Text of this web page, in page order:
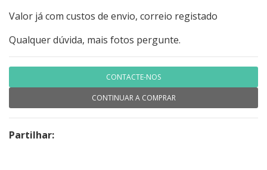
Valor já com custos de envio, correio registado
Qualquer dúvida, mais fotos pergunte.
CONTACTE-NOS
CONTINUAR A COMPRAR
Partilhar: